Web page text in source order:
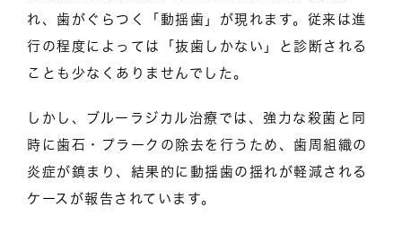
れ、歯がぐらつく「動揺歯」が現れます。従来は進
行の程度によっては「抜歯しかない」と診断される
ことも少なくありませんでした。
しかし、ブルーラジカル治療では、強力な殺菌と同
時に歯石・プラークの除去を行うため、歯周組織の
炎症が鎮まり、結果的に動揺歯の揺れが軽減される
ケースが報告されています。